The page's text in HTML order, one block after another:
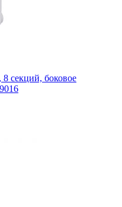
секций, боковое